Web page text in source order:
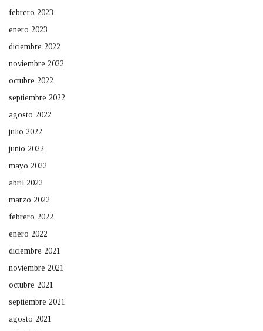
febrero 2023
enero 2023
diciembre 2022
noviembre 2022
octubre 2022
septiembre 2022
agosto 2022
julio 2022
junio 2022
mayo 2022
abril 2022
marzo 2022
febrero 2022
enero 2022
diciembre 2021
noviembre 2021
octubre 2021
septiembre 2021
agosto 2021